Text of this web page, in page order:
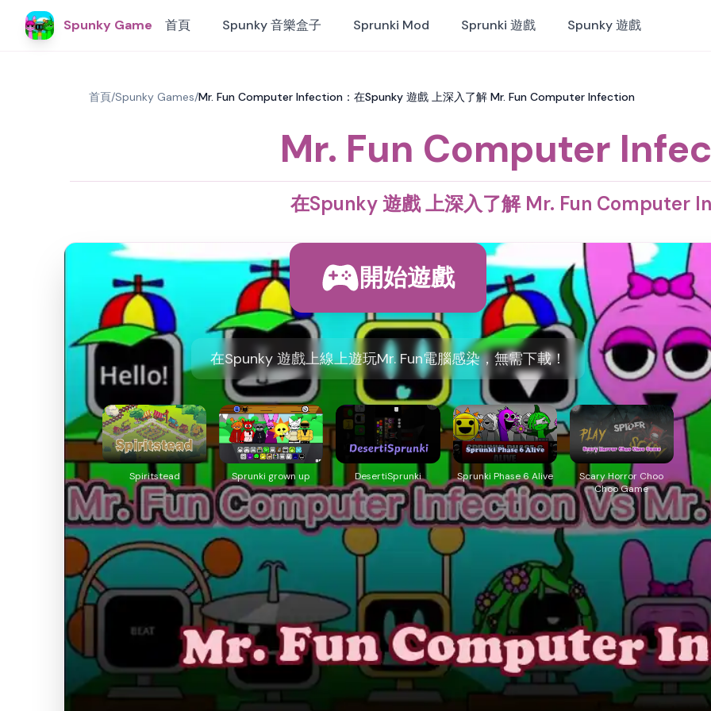
Spunky Game 首頁 Spunky 音樂盒子 Sprunki Mod Sprunki 遊戲 Spunky 遊戲
首頁/Spunky Games/Mr. Fun Computer Infection：在Spunky 遊戲 上深入了解 Mr. Fun Computer Infection
Mr. Fun Computer
在Spunky 遊戲 上深入了解 Mr. Fun Computer
開始遊戲
在Spunky 遊戲上線上遊玩Mr. Fun電腦感染，無需下載！
Spiritstead Sprunki grown up DesertiSprunki Sprunki Phase 6 Alive
Scary Horror Choo
Choo Game